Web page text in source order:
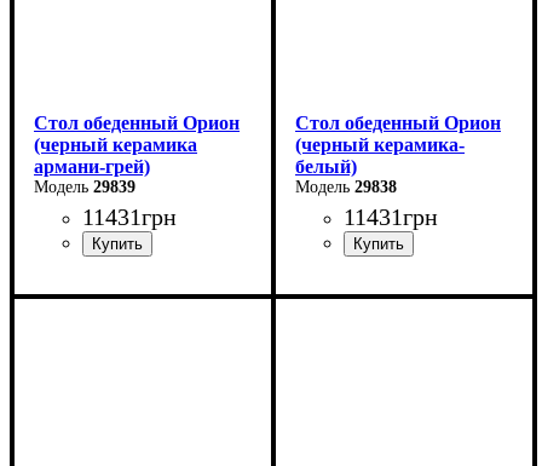
Стол обеденный Орион
(черный керамика
армани-грей)
29839
11431грн
Ширина: 100 (+50) см
Стол обеденный Орион
(черный керамика-
белый)
29838
11431грн
Ширина: 100 (+50) см